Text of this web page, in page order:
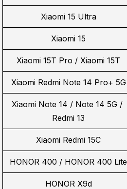
Xiaomi 15 Ultra
Xiaomi 15
Xiaomi 15T Pro / Xiaomi 15T
Xiaomi Redmi Note 14 Pro+ 5G
Xiaomi Note 14 / Note 14 5G /
Redmi 13
Xiaomi Redmi 15C
HONOR 400 / HONOR 400 Lite
HONOR X9d